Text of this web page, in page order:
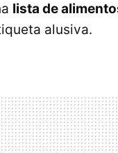
lista de
alusiva.